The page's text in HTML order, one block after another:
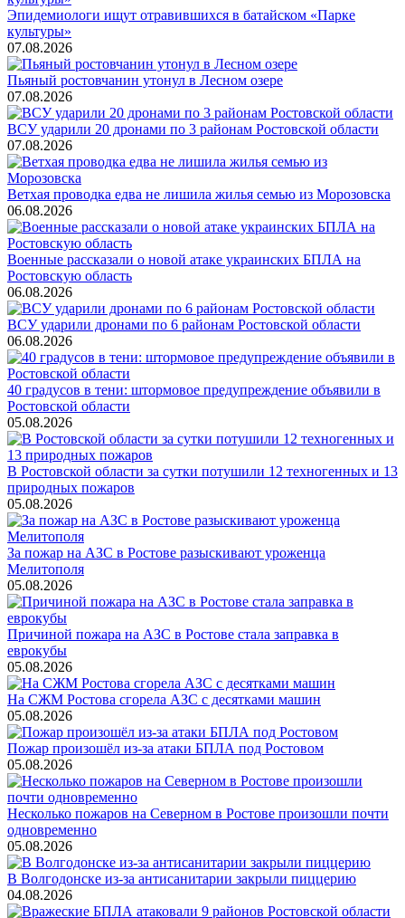
Эпидемиологи ищут отравившихся в батайском «Парке
культуры»
07.08.2026
Пьяный ростовчанин утонул в Лесном озере
07.08.2026
ВСУ ударили 20 дронами по 3 районам Ростовской области
07.08.2026
Ветхая проводка едва не лишила жилья семью из Морозовска
06.08.2026
Военные рассказали о новой атаке украинских БПЛА на
Ростовскую область
06.08.2026
ВСУ ударили дронами по 6 районам Ростовской области
06.08.2026
40 градусов в тени: штормовое предупреждение объявили в
Ростовской области
05.08.2026
В Ростовской области за сутки потушили 12 техногенных и 13
природных пожаров
05.08.2026
За пожар на АЗС в Ростове разыскивают уроженца
Мелитополя
05.08.2026
Причиной пожара на АЗС в Ростове стала заправка в
еврокубы
05.08.2026
На СЖМ Ростова сгорела АЗС с десятками машин
05.08.2026
Пожар произошёл из-за атаки БПЛА под Ростовом
05.08.2026
Несколько пожаров на Северном в Ростове произошли почти
одновременно
05.08.2026
В Волгодонске из-за антисанитарии закрыли пиццерию
04.08.2026